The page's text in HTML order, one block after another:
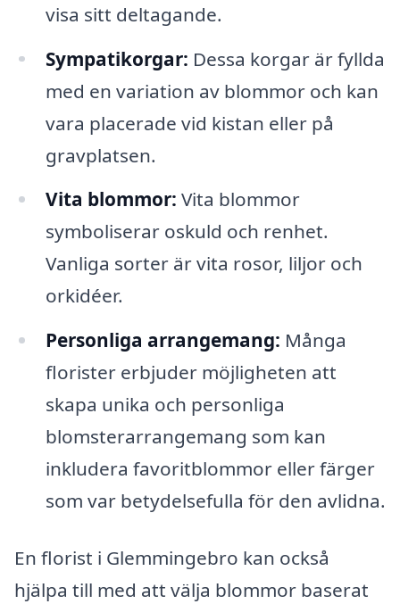
visa sitt deltagande.
Sympatikorgar: Dessa korgar är fyllda
med en variation av blommor och kan
vara placerade vid kistan eller på
gravplatsen.
Vita blommor: Vita blommor
symboliserar oskuld och renhet.
Vanliga sorter är vita rosor, liljor och
orkidéer.
Personliga arrangemang: Många
florister erbjuder möjligheten att
skapa unika och personliga
blomsterarrangemang som kan
inkludera favoritblommor eller färger
som var betydelsefulla för den avlidna.
En florist i Glemmingebro kan också
hjälpa till med att välja blommor baserat